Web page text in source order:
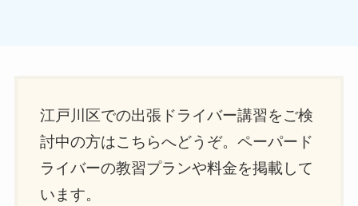
江戸川区での出張ドライバー講習をご検
討中の方はこちらへどうぞ。ペーパード
ライバーの教習プランや料金を掲載して
います。